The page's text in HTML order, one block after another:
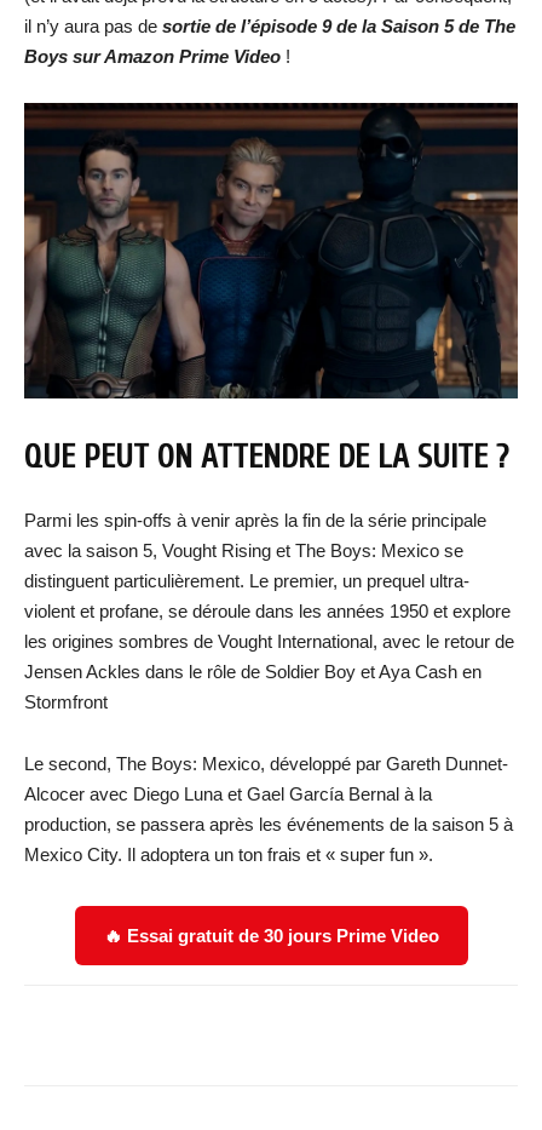
il n’y aura pas de sortie de l’épisode 9 de la Saison 5 de The
Boys sur Amazon Prime Video !
QUE PEUT ON ATTENDRE DE LA SUITE ?
Parmi les spin-offs à venir après la fin de la série principale
avec la saison 5, Vought Rising et The Boys: Mexico se
distinguent particulièrement. Le premier, un prequel ultra-
violent et profane, se déroule dans les années 1950 et explore
les origines sombres de Vought International, avec le retour de
Jensen Ackles dans le rôle de Soldier Boy et Aya Cash en
Stormfront
Le second, The Boys: Mexico, développé par Gareth Dunnet-
Alcocer avec Diego Luna et Gael García Bernal à la
production, se passera après les événements de la saison 5 à
Mexico City. Il adoptera un ton frais et « super fun ».
🔥 Essai gratuit de 30 jours Prime Video